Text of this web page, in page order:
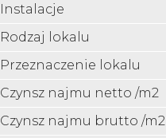
Instalacje
Rodzaj lokalu
Przeznaczenie lokalu
Czynsz najmu netto /m2
Czynsz najmu brutto /m2